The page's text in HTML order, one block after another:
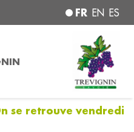
FR EN ES
se retrouve vendredi